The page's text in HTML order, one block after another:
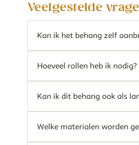
Veelgestelde
Kan ik het behang zelf
Hoeveel rollen heb ik nodig?
Kan ik dit behang ook als
Welke materialen worden